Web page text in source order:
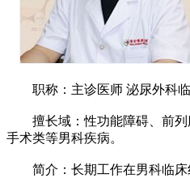
职称：主诊医师 泌尿外科
擅长域：性功能障碍、前列
手术类等男科疾病。
简介：长期工作在男科临床